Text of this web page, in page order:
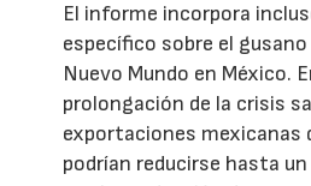
El informe incorpora
específico sobre el
Nuevo Mundo en México.
prolongación de la crisis
exportaciones mexicanas
podrían reducirse hasta